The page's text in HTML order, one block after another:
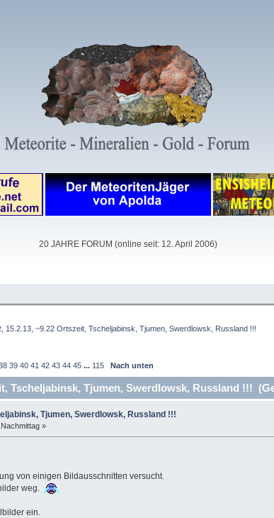
20 JAHRE FORUM (online seit: 12. April 2006)
15.2.13, ~9.22 Ortszeit, Tscheljabinsk, Tjumen, Swerdlowsk, Russland !!!
39 40 41 42 43 44 45 ... 115 Nach unten
Tscheljabinsk, Tjumen, Swerdlowsk, Russland !!!
Tjumen, Swerdlowsk, Russland !!!
»
von einigen Bildausschnitten versucht.
weg.
ein.